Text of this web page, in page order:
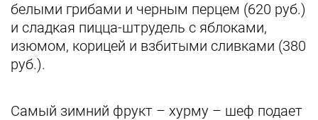
белыми грибами и черным перцем (620 руб.)
и сладкая пицца-штрудель с яблоками,
изюмом, корицей и взбитыми сливками (380
руб.).
Самый зимний фрукт – хурму – шеф подает